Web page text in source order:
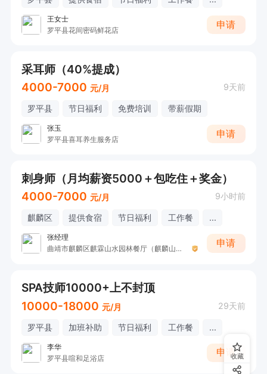
王女士
罗平县花间密码鲜花店
申请
采耳师（40%提成）
4000-7000 元/月 9天前
罗平县 节日福利 免费培训 带薪假期
张玉
罗平县喜耳养生服务店
申请
刺身师（月均薪资5000＋包吃住＋奖金）
4000-7000 元/月 9小时前
麒麟区 提供食宿 节日福利 工作餐 ...
张经理
曲靖市麒麟区麒霖山水园林餐厅（麒麟山水）
申请
SPA技师10000+上不封顶
10000-18000 元/月 29天前
罗平县 加班补助 节日福利 工作餐 ...
李华
罗平县喧和足浴店
申请收藏